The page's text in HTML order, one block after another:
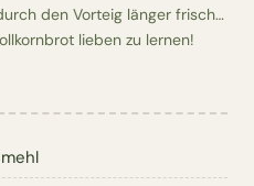
den Vorteig länger frisch…
lieben zu lernen!